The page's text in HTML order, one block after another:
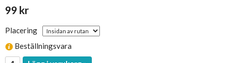
99 kr
Placering
Beställningsvara